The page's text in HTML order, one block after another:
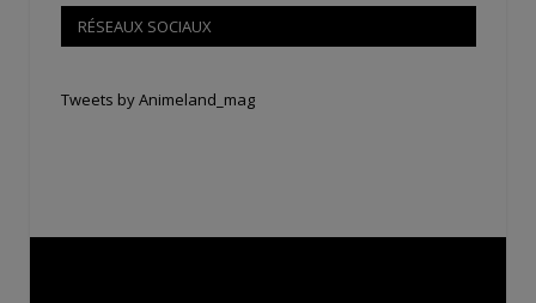
RÉSEAUX SOCIAUX
Tweets by Animeland_mag